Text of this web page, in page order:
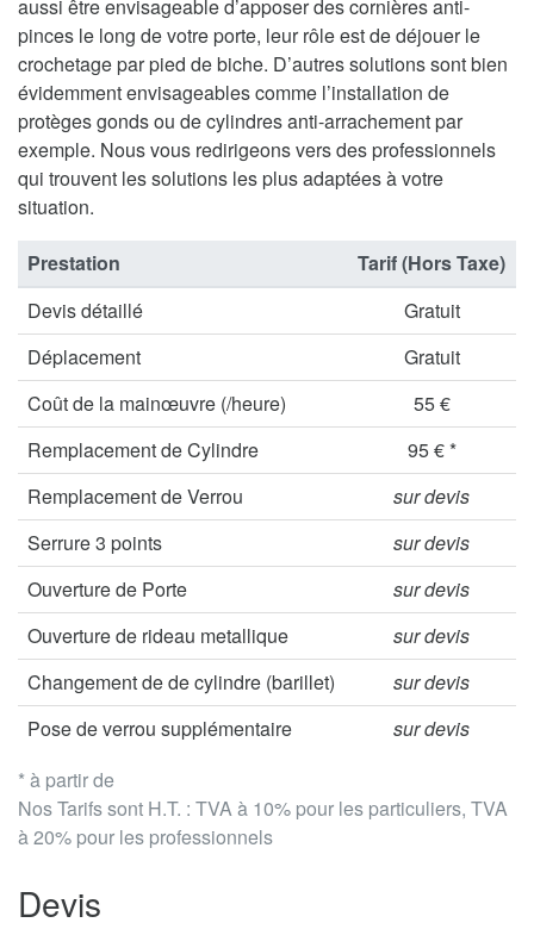
aussi être envisageable d’apposer des cornières anti-
pinces le long de votre porte, leur rôle est de déjouer le
crochetage par pied de biche. D’autres solutions sont bien
évidemment envisageables comme l’installation de
protèges gonds ou de cylindres anti-arrachement par
exemple. Nous vous redirigeons vers des professionnels
qui trouvent les solutions les plus adaptées à votre
situation.
* à partir de
Nos Tarifs sont H.T. : TVA à 10% pour les particuliers, TVA
à 20% pour les professionnels
Prestation
Tarif (Hors Taxe)
Devis détaillé
Gratuit
Déplacement
Gratuit
Coût de la mainœuvre (/heure)
55 €
Remplacement de Cylindre
95 € *
Remplacement de Verrou
sur devis
Serrure 3 points
sur devis
Ouverture de Porte
sur devis
Ouverture de rideau metallique
sur devis
Changement de de cylindre (barillet)
sur devis
Pose de verrou supplémentaire
sur devis
Devis